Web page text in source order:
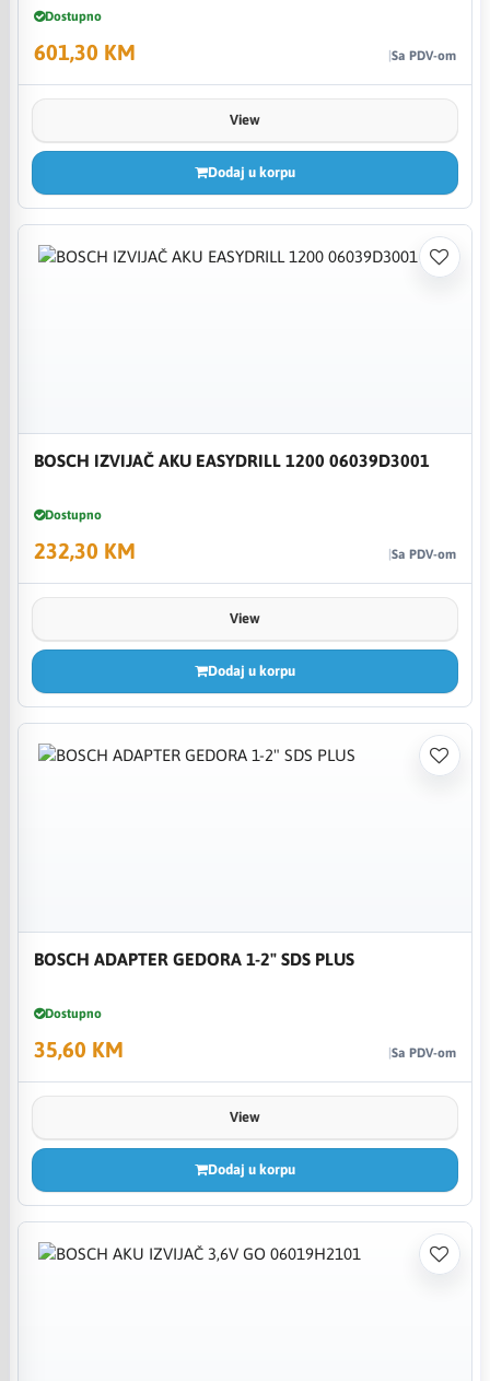
Dostupno
601,30 KM Sa PDV-om
View
Dodaj u korpu
BOSCH IZVIJAČ AKU EASYDRILL 1200 06039D3001
Dostupno
232,30 KM Sa PDV-om
View
Dodaj u korpu
BOSCH ADAPTER GEDORA 1-2" SDS PLUS
Dostupno
35,60 KM Sa PDV-om
View
Dodaj u korpu